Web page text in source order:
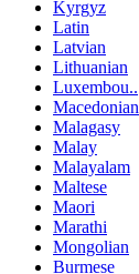
Kyrgyz
Latin
Latvian
Lithuanian
Luxembou..
Macedonian
Malagasy
Malay
Malayalam
Maltese
Maori
Marathi
Mongolian
Burmese